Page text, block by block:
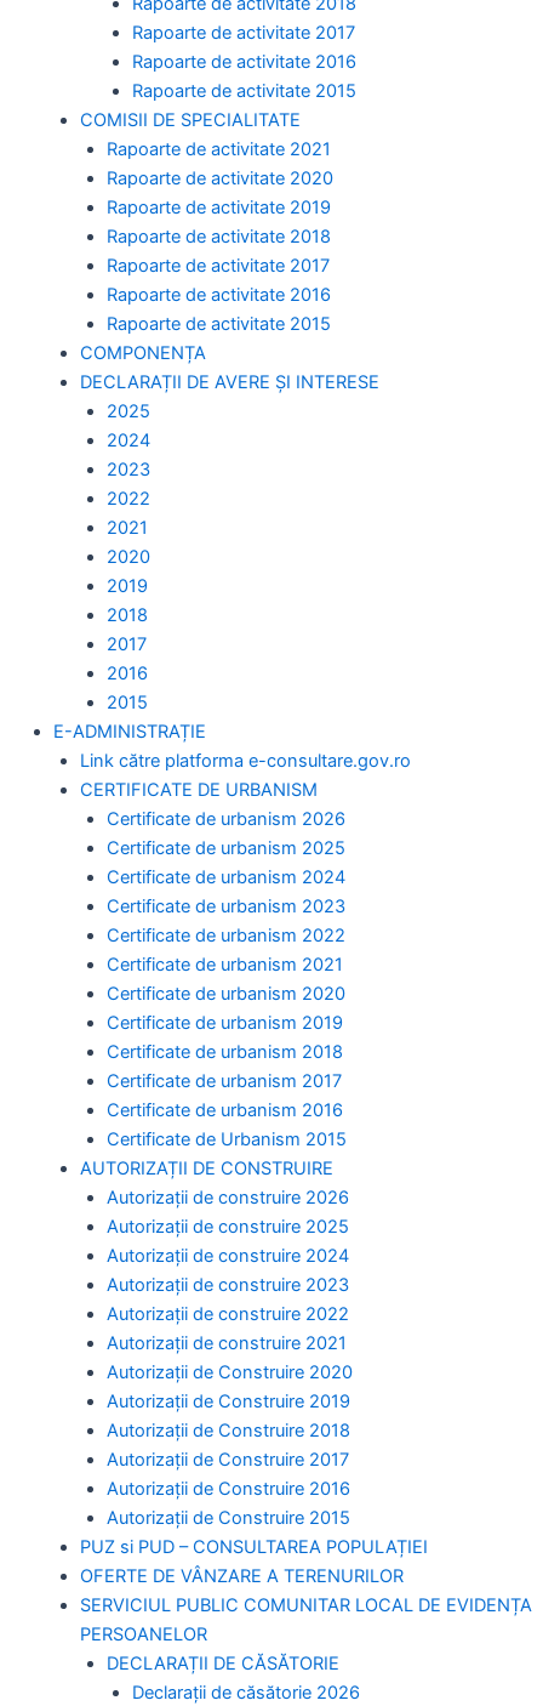
Rapoarte de activitate 2017
Rapoarte de activitate 2016
Rapoarte de activitate 2015
COMISII DE SPECIALITATE
Rapoarte de activitate 2021
Rapoarte de activitate 2020
Rapoarte de activitate 2019
Rapoarte de activitate 2018
Rapoarte de activitate 2017
Rapoarte de activitate 2016
Rapoarte de activitate 2015
COMPONENȚA
DECLARAȚII DE AVERE ȘI INTERESE
2025
2024
2023
2022
2021
2020
2019
2018
2017
2016
2015
E-ADMINISTRAȚIE
Link către platforma e-consultare.gov.ro
CERTIFICATE DE URBANISM
Certificate de urbanism 2026
Certificate de urbanism 2025
Certificate de urbanism 2024
Certificate de urbanism 2023
Certificate de urbanism 2022
Certificate de urbanism 2021
Certificate de urbanism 2020
Certificate de urbanism 2019
Certificate de urbanism 2018
Certificate de urbanism 2017
Certificate de urbanism 2016
Certificate de Urbanism 2015
AUTORIZAȚII DE CONSTRUIRE
Autorizații de construire 2026
Autorizații de construire 2025
Autorizații de construire 2024
Autorizații de construire 2023
Autorizații de construire 2022
Autorizații de construire 2021
Autorizații de Construire 2020
Autorizații de Construire 2019
Autorizaţii de Construire 2018
Autorizaţii de Construire 2017
Autorizaţii de Construire 2016
Autorizaţii de Construire 2015
PUZ si PUD – CONSULTAREA POPULAȚIEI
OFERTE DE VÂNZARE A TERENURILOR
SERVICIUL PUBLIC COMUNITAR LOCAL DE EVIDENȚA
PERSOANELOR
DECLARAȚII DE CĂSĂTORIE
Declarații de căsătorie 2026